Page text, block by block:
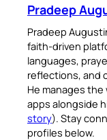
Pradeep
Pradeep
faith-driven
languages,
reflections, and
He manages
apps alongside
story). Stay
profiles below.